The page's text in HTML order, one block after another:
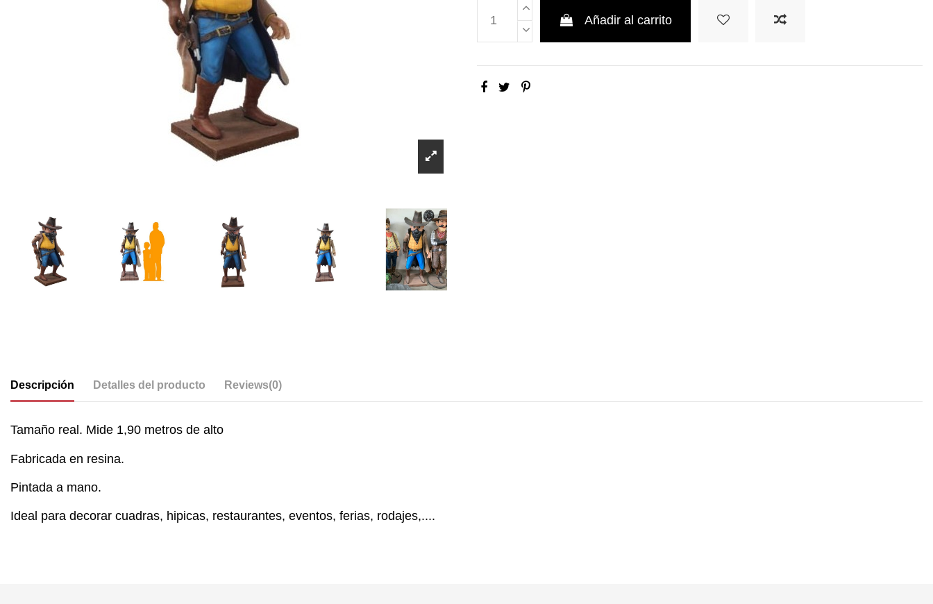
Añadir al carrito
Descripción Detalles del producto Reviews(0)
Tamaño real. Mide 1,90 metros de alto
Fabricada en resina.
Pintada a mano.
Ideal para decorar cuadras, hipicas, restaurantes, eventos, ferias, rodajes,....